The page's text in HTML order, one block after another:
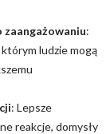
zaangażowaniu:
ludzie mogą
: Lepsze
reakcje, domysły